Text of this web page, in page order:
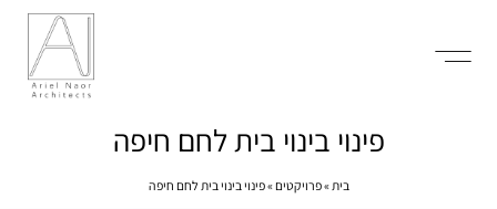
פינוי בינוי בית לחם חיפה
בית »פרויקטים»פינוי בינוי בית לחם חיפה